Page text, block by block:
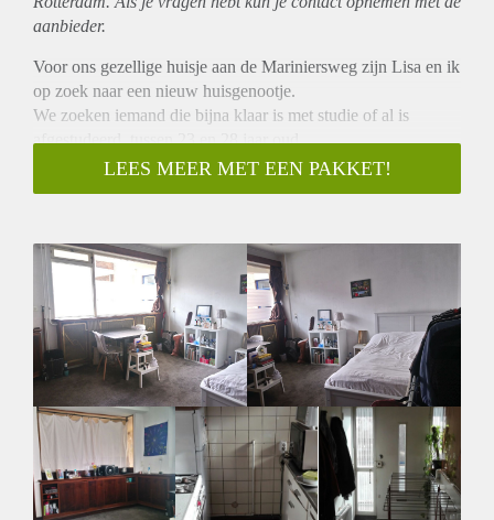
aanbieder.
Voor ons gezellige huisje aan de Mariniersweg zijn Lisa en ik
op zoek naar een nieuw huisgenootje.
We zoeken iemand die bijna klaar is met studie of al is
afgestudeerd, tussen 23 en 28 jaar oud.
We houden van een schoon en opgeruimd huis, doen lekker
ons eigen ding en eten af en toe samen. De kamer heeft erg
me even een berichtje als je geïnteresseerd bent dan plannen
we een bezichtiging.
LEES MEER MET EEN PAKKET!